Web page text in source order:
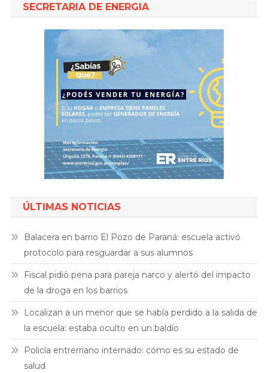
SECRETARIA DE ENERGIA
ÚLTIMAS NOTICIAS
Balacera en barrio El Pozo de Paraná: escuela activó
protocolo para resguardar a sus alumnos
Fiscal pidió pena para pareja narco y alertó del impacto
de la droga en los barrios
Localizan a un menor que se había perdido a la salida de
la escuela: estaba oculto en un baldío
Policía entrerriano internado: cómo es su estado de
salud